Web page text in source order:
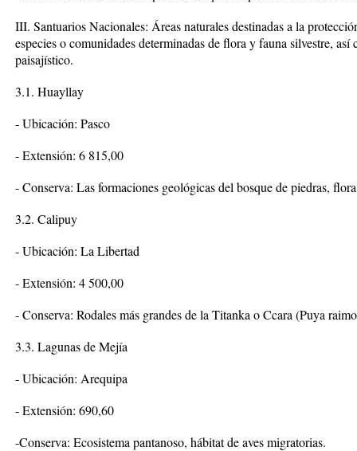
III. Santuarios Nacionales: Áreas naturales destinadas a la
especies o comunidades determinadas de flora y fauna silvestre,
paisajístico.
3.1. Huayllay
- Ubicación: Pasco
- Extensión: 6 815,00
- Conserva: Las formaciones geológicas del bosque de piedras,
3.2. Calipuy
- Ubicación: La Libertad
- Extensión: 4 500,00
- Conserva: Rodales más grandes de la Titanka o Ccara (Puya
3.3. Lagunas de Mejía
- Ubicación: Arequipa
- Extensión: 690,60
-Conserva: Ecosistema pantanoso, hábitat de aves migratorias.